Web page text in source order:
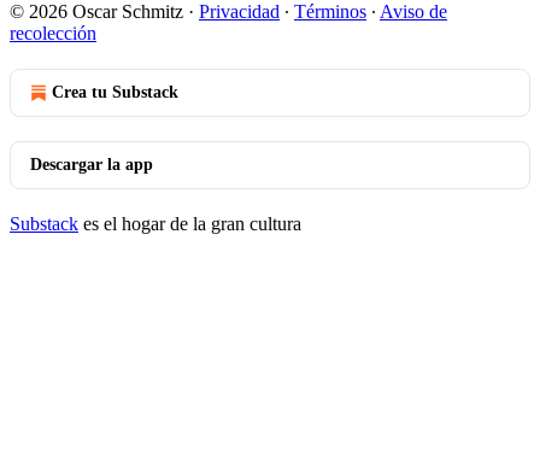
© 2026 Oscar Schmitz · Privacidad ∙ Términos ∙ Aviso de
recolección
Crea tu Substack
Descargar la app
Substack es el hogar de la gran cultura